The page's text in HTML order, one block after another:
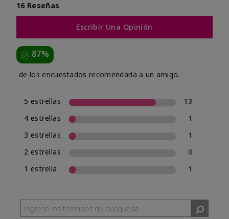
16 Reseñas
Escribir Una Opinión
87%
de los encuestados recomendaría a un amigo.
5 estrellas
13
4 estrellas
1
3 estrellas
1
2 estrellas
0
1 estrella
1